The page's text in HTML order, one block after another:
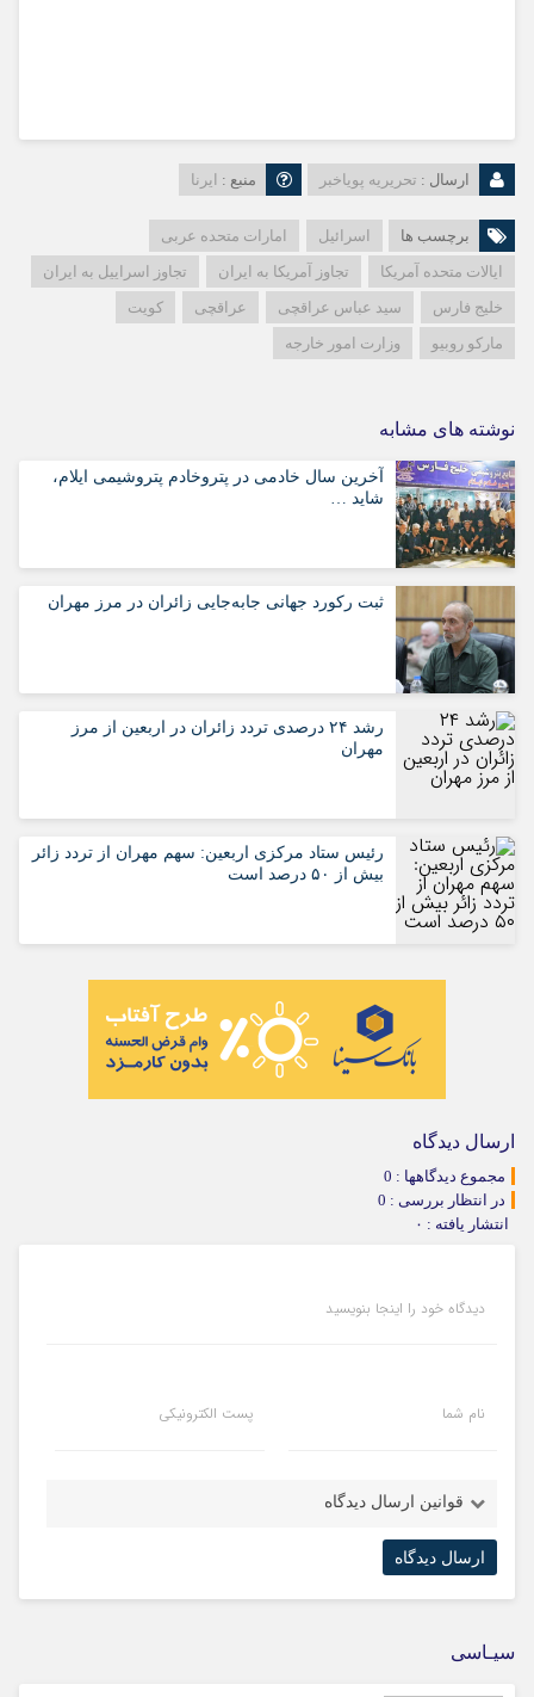
ارسال : تحریریه پویاخبر منبع : ایرنا
برچسب ها اسرائیل
امارات‌ متحده ‌عربی
ایالات متحده آمریکا
تجاوز آمریکا به ایران
تجاوز اسراییل به ایران
خلیج فارس
سید عباس عراقچی عراقچی
کویت
مارکو روبیو
وزارت امور خارجه
نوشته های مشابه
آخرین سال خادمی در پتروخادم پتروشیمی ایلام،
شاید …
ثبت رکورد جهانی جابه‌جایی زائران در مرز مهران
رشد ۲۴ درصدی تردد زائران در اربعین از مرز
مهران
رئیس ستاد مرکزی اربعین: سهم مهران از تردد زائر
بیش از ۵۰ درصد است
ارسال دیدگاه
مجموع دیدگاهها : 0
در انتظار بررسی : 0
انتشار یافته : ۰
دیدگاه خود را اینجا بنویسید
نام شما پست الکترونیکی
قوانین ارسال دیدگاه
سیـاسی